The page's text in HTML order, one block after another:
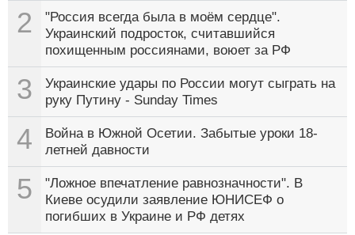
2
"Россия всегда была в моём сердце".
Украинский подросток, считавшийся
похищенным россиянами, воюет за РФ
3
Украинские удары по России могут сыграть на
руку Путину - Sunday Times
4
Война в Южной Осетии. Забытые уроки 18-
летней давности
5
"Ложное впечатление равнозначности". В
Киеве осудили заявление ЮНИСЕФ о
погибших в Украине и РФ детях